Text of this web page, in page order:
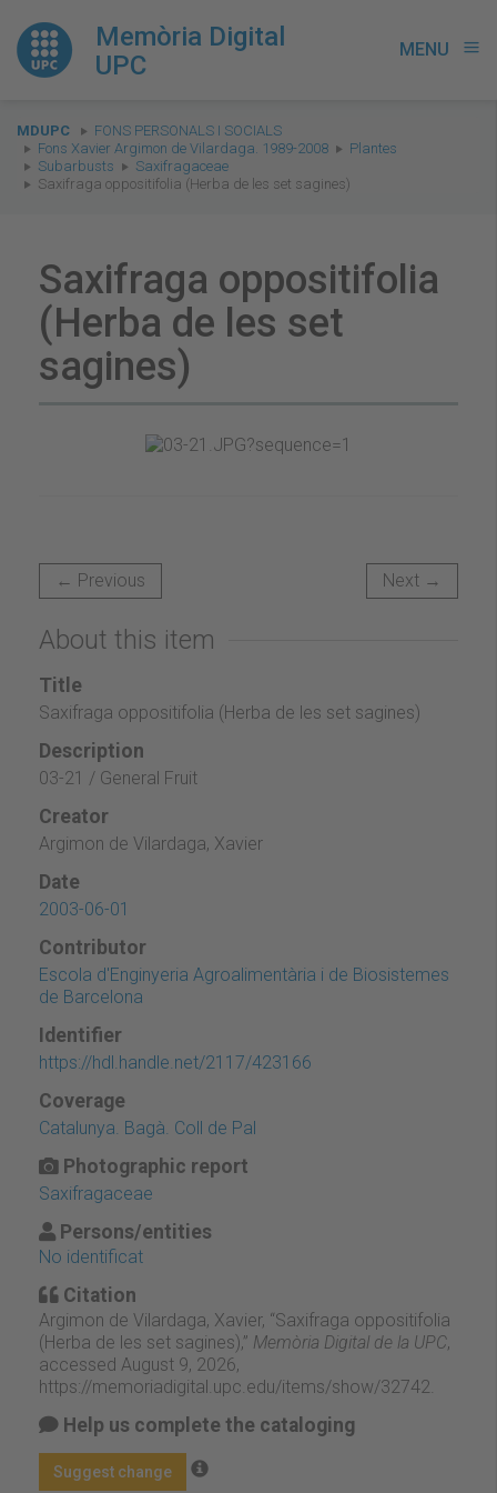
Memòria Digital
UPC
MENU menu
You
are
here:
MDUPC
FONS PERSONALS I SOCIALS
Fons Xavier Argimon de Vilardaga. 1989-2008
Plantes
Subarbusts
Saxifragaceae
Saxifraga oppositifolia (Herba de les set sagines)
Saxifraga oppositifolia
(Herba de les set
sagines)
← Previous Next →
About this item
Title
Saxifraga oppositifolia (Herba de les set sagines)
Description
03-21 / General Fruit
Creator
Argimon de Vilardaga, Xavier
Date
2003-06-01
Contributor
Escola d'Enginyeria Agroalimentària i de Biosistemes
de Barcelona
Identifier
https://hdl.handle.net/2117/423166
Coverage
Catalunya. Bagà. Coll de Pal
Photographic report
Saxifragaceae
Persons/entities
No identificat
Citation
Argimon de Vilardaga, Xavier, “Saxifraga oppositifolia
(Herba de les set sagines),” Memòria Digital de la UPC,
accessed August 9, 2026,
https://memoriadigital.upc.edu/items/show/32742
Help us complete the cataloging
Suggest change